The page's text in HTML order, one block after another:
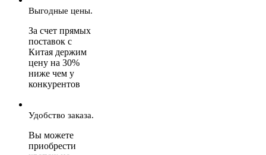
Выгодные цены.
За счет прямых
поставок с
Китая держим
цену на 30%
ниже чем у
конкурентов
Удобство заказа.
Вы можете
приобрести